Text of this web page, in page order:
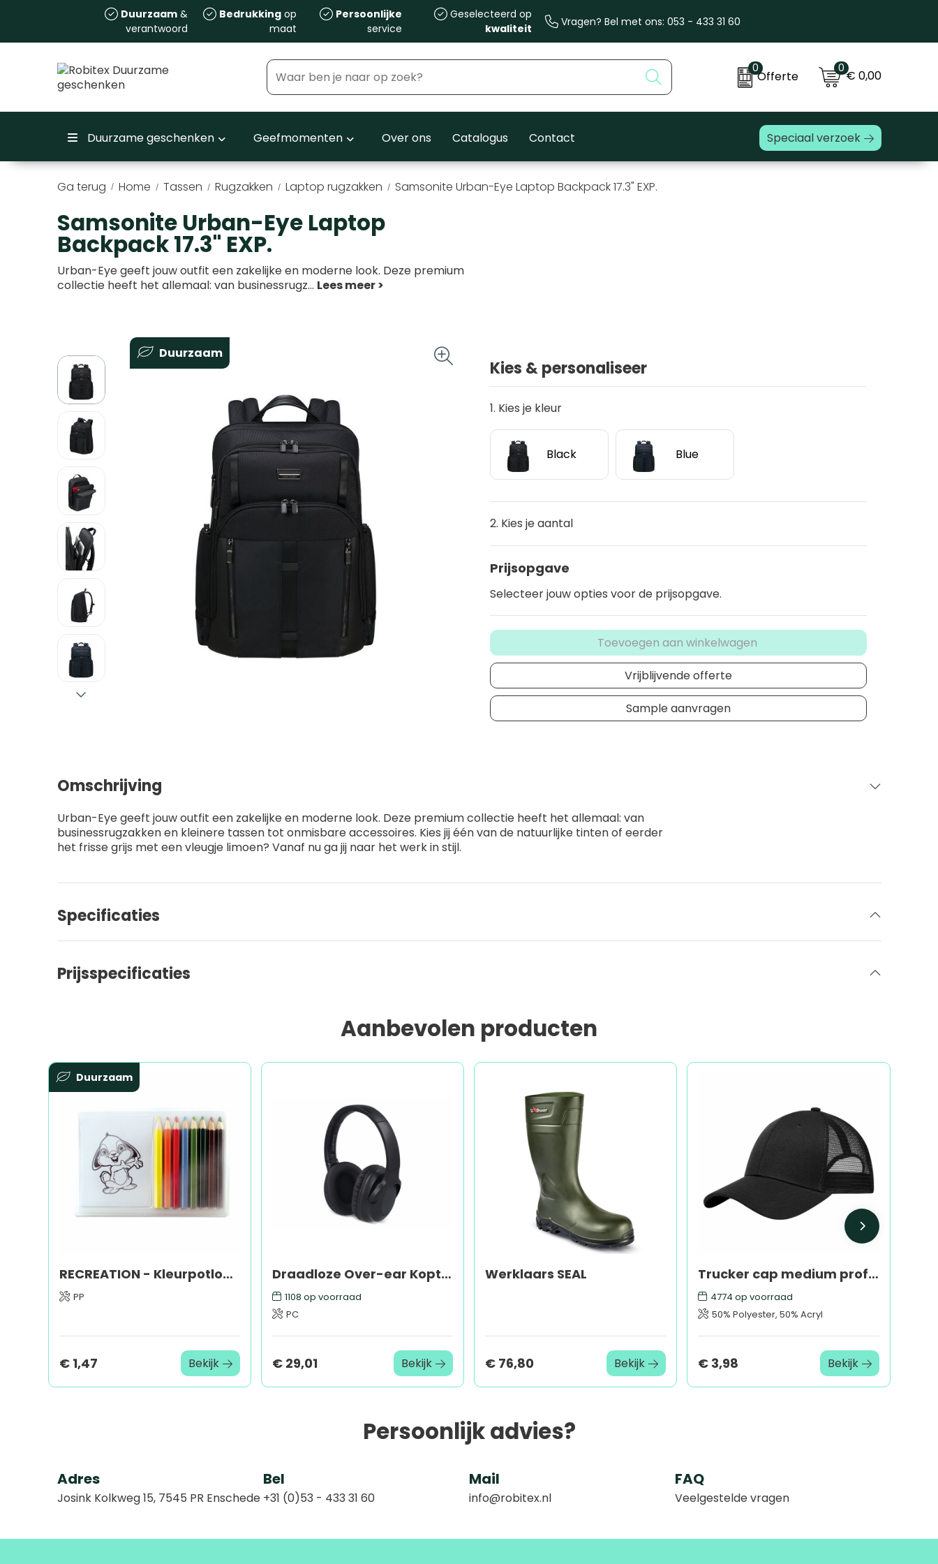
Duurzaam&
verantwoord
Bedrukkingop
maat
Persoonlijke
service
Geselecteerd op
kwaliteit
Vragen? Bel met ons: 053 - 433 31 60
0
Offerte
0€ 0,00
Duurzame geschenken Geefmomenten Over ons Catalogus Contact Speciaal verzoek
Ga terug / Home Tassen Rugzakken Laptop rugzakken Samsonite Urban-Eye Laptop Backpack 17.3" EXP.
Samsonite Urban-Eye Laptop
Backpack 17.3" EXP.
Urban-Eye geeft jouw outfit een zakelijke en moderne look. Deze premium
collectie heeft het allemaal: van businessrugz...
Duurzaam
Kies & personaliseer
1. Kies je kleur
Black Blue
2. Kies je aantal
Prijsopgave
Selecteer jouw opties voor de prijsopgave.
Toevoegen aan winkelwagen
Vrijblijvende offerte
Sample aanvragen
Omschrijving
Urban-Eye geeft jouw outfit een zakelijke en moderne look. Deze premium collectie heeft het allemaal: van
businessrugzakken en kleinere tassen tot onmisbare accessoires. Kies jij één van de natuurlijke tinten of eerder
het frisse grijs met een vleugje limoen? Vanaf nu ga jij naar het werk in stijl.
Specificaties
Prijsspecificaties
Aanbevolen producten
Duurzaam
RECREATION - Kleurpotloden set
PP
€ 1,47 Bekijk
Draadloze Over-ear Koptelefoon met Noise Canceling (ANC)
1108 op voorraad
PC
€ 29,01 Bekijk
Werklaars SEAL
€ 76,80 Bekijk
Trucker cap medium profile - Retail
4774 op voorraad
50% Polyester, 50% Acryl
€ 3,98 Bekijk
Persoonlijk advies?
Adres
Josink Kolkweg 15, 7545 PR Enschede
Bel
+31 (0)53 - 433 31 60
Mail
info@robitex.nl
FAQ
Veelgestelde vragen